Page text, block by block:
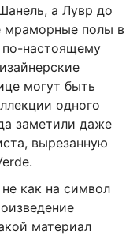
а Лувр до
мраморные полы в
по-настоящему
могут быть
одного
заметили даже
вырезанную
как на символ
материал